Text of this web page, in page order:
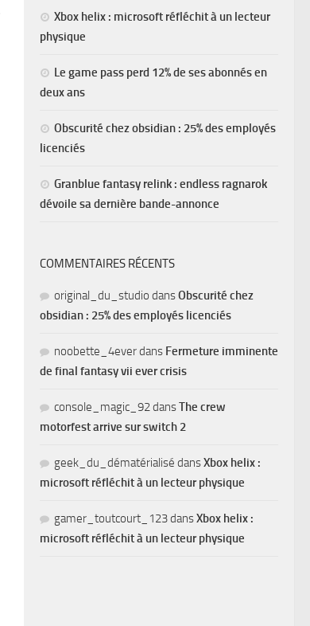
Xbox helix : microsoft réfléchit à un lecteur
physique
Le game pass perd 12% de ses abonnés en
deux ans
Obscurité chez obsidian : 25% des employés
licenciés
Granblue fantasy relink : endless ragnarok
dévoile sa dernière bande-annonce
COMMENTAIRES RÉCENTS
original_du_studio dansObscurité chez
obsidian : 25% des employés licenciés
noobette_4everdans Fermeture imminente
de final fantasy vii ever crisis
console_magic_92dansThe crew
motorfest arrive sur switch 2
geek_du_dématérialisé dansXbox helix :
microsoft réfléchit à un lecteur physique
gamer_toutcourt_123dansXbox helix :
microsoft réfléchit à un lecteur physique